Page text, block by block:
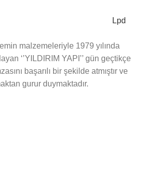
Lpd
malzemeleriyle 1979 yılında
‘’YILDIRIM YAPI’’ gün geçtikçe
başarılı bir şekilde atmıştır ve
gurur duymaktadır.